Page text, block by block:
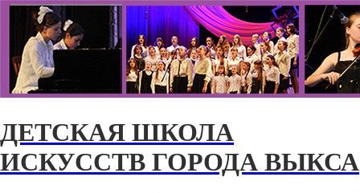
ДЕТСКАЯ ШКОЛА
ИСКУССТВ ГОРОДА ВЫКСА